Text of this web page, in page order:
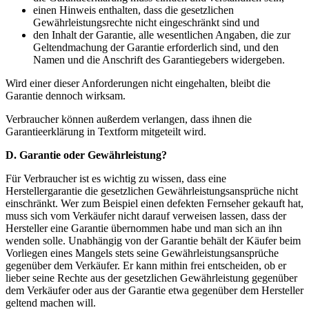
einen Hinweis enthalten, dass die gesetzlichen
Gewährleistungsrechte nicht eingeschränkt sind und
den Inhalt der Garantie, alle wesentlichen Angaben, die zur
Geltendmachung der Garantie erforderlich sind, und den
Namen und die Anschrift des Garantiegebers widergeben.
Wird einer dieser Anforderungen nicht eingehalten, bleibt die
Garantie dennoch wirksam.
Verbraucher können außerdem verlangen, dass ihnen die
Garantieerklärung in Textform mitgeteilt wird.
D. Garantie oder Gewährleistung?
Für Verbraucher ist es wichtig zu wissen, dass eine
Herstellergarantie die gesetzlichen Gewährleistungsansprüche nicht
einschränkt. Wer zum Beispiel einen defekten Fernseher gekauft hat,
muss sich vom Verkäufer nicht darauf verweisen lassen, dass der
Hersteller eine Garantie übernommen habe und man sich an ihn
wenden solle. Unabhängig von der Garantie behält der Käufer beim
Vorliegen eines Mangels stets seine Gewährleistungsansprüche
gegenüber dem Verkäufer. Er kann mithin frei entscheiden, ob er
lieber seine Rechte aus der gesetzlichen Gewährleistung gegenüber
dem Verkäufer oder aus der Garantie etwa gegenüber dem Hersteller
geltend machen will.